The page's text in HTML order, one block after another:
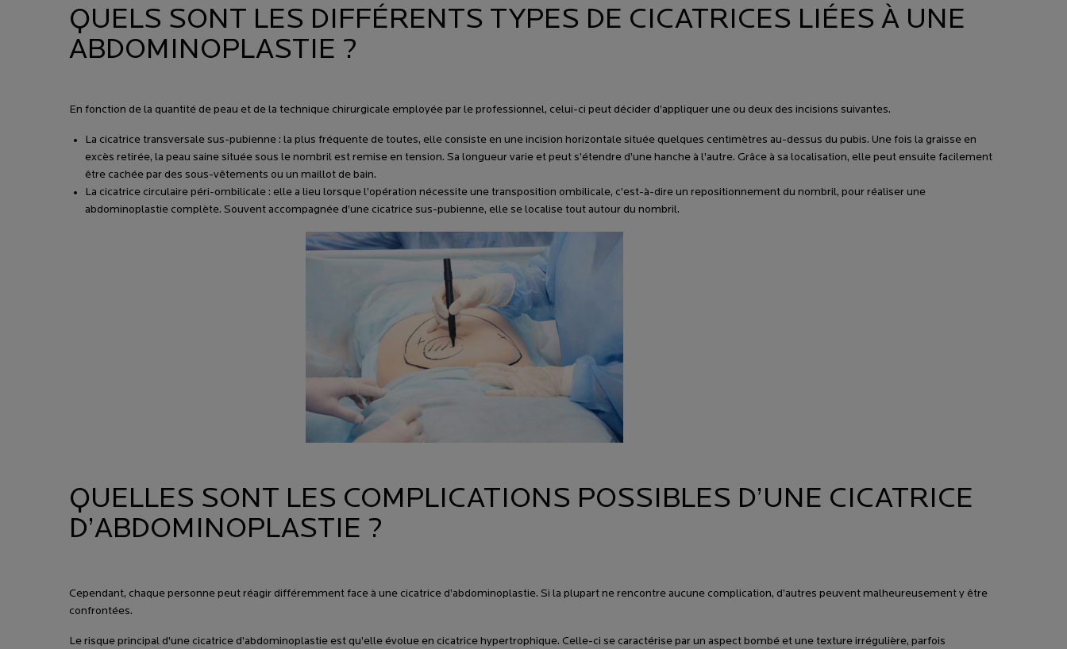
QUELS SONT LES DIFFÉRENTS TYPES DE CICATRICES LIÉES À UNE
ABDOMINOPLASTIE ?
En fonction de la quantité de peau et de la technique chirurgicale employée par le professionnel, celui-ci peut décider d’appliquer une ou deux des incisions suivantes.
La cicatrice transversale sus-pubienne : la plus fréquente de toutes, elle consiste en une incision horizontale située quelques centimètres au-dessus du pubis. Une fois la graisse en
excès retirée, la peau saine située sous le nombril est remise en tension. Sa longueur varie et peut s’étendre d’une hanche à l’autre. Grâce à sa localisation, elle peut ensuite facilement
être cachée par des sous-vêtements ou un maillot de bain.
La cicatrice circulaire péri-ombilicale : elle a lieu lorsque l’opération nécessite une transposition ombilicale, c’est-à-dire un repositionnement du nombril, pour réaliser une
abdominoplastie complète. Souvent accompagnée d’une cicatrice sus-pubienne, elle se localise tout autour du nombril.
QUELLES SONT LES COMPLICATIONS POSSIBLES D’UNE CICATRICE
D’ABDOMINOPLASTIE ?
Cependant, chaque personne peut réagir différemment face à une cicatrice d’abdominoplastie. Si la plupart ne rencontre aucune complication, d’autres peuvent malheureusement y être
confrontées.
Le risque principal d’une cicatrice d’abdominoplastie est qu’elle évolue en cicatrice hypertrophique. Celle-ci se caractérise par un aspect bombé et une texture irrégulière, parfois